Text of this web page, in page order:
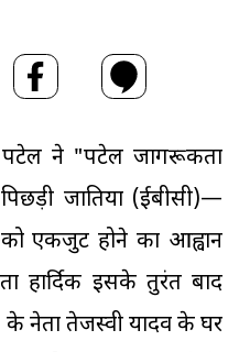
पटेल ने "पटेल जागरूकता
जातियों (ईबीसी)—
एकजुट होने का आह्वान
हार्दिक इसके तुरंत बाद
के नेता तेजस्वी यादव के घर